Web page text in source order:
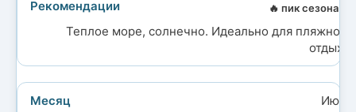
🔥 пик сезона
Теплое море, солнечно. Идеально для пляжного
отдыха.
Июль